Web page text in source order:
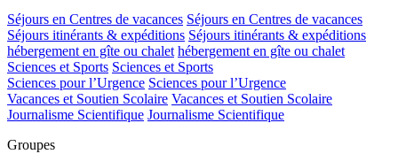
Séjours en Centres de vacances Séjours en Centres de vacances
Séjours itinérants & expéditions Séjours itinérants & expéditions
hébergement en gîte ou chalet hébergement en gîte ou chalet
Sciences et Sports Sciences et Sports
Sciences pour l’Urgence Sciences pour l’Urgence
Vacances et Soutien Scolaire Vacances et Soutien Scolaire
Journalisme Scientifique Journalisme Scientifique
Groupes